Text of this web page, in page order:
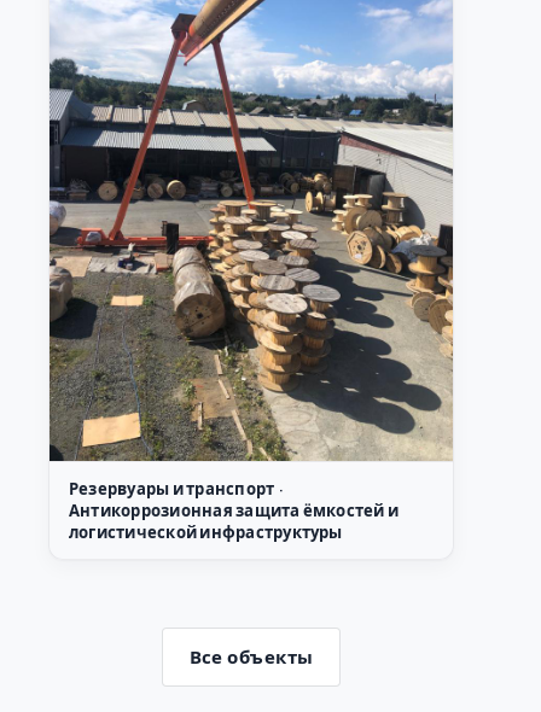
Резервуары и транспорт ·
Антикоррозионная защита ёмкостей и
логистической инфраструктуры
Все объекты